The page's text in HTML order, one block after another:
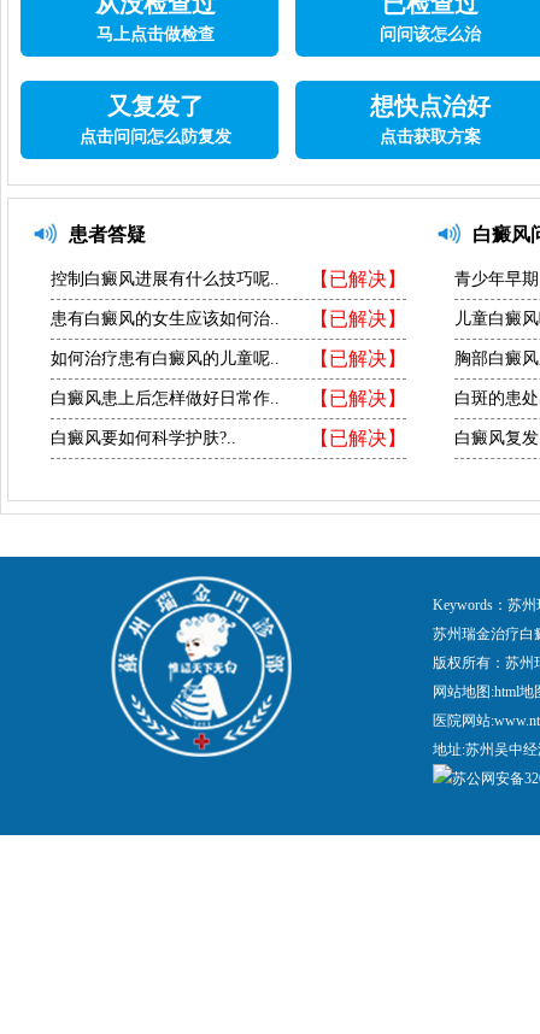
马上点击做检查 问问该怎么治
又复发了
点击问问怎么防复发
想快点治好
点击获取方案
患者答疑
【已解决】
控制白癜风进展有什么技巧呢..
【已解决】
患有白癜风的女生应该如何治..
【已解决】
如何治疗患有白癜风的儿童呢..
【已解决】
白癜风患上后怎样做好日常作..
【已解决】
白癜风要如何科学护肤?..
白癜风
青少年早
儿童白癜
胸部白癜
白斑的患
白癜风复
Keywords：苏
苏州瑞金治疗白
版权所有：苏
网站地图:html地
医院网站
地址:苏州吴中
苏公网安备